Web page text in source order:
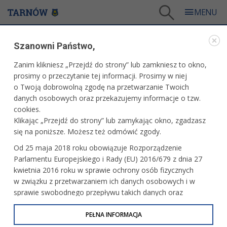
O GMINIE
Tarnów to druga w kolejności aglomeracja w Małopolsce.
Jedną z najmocniejszych stron miasta jest jego położenie -
na skrzyżowaniu ważnych europejskich szlaków
handlowych.
Międzynarodowa trasa E4 z zachodu na wschód (Zgorzelec
- Medyka) krzyżuje się z drogą krajową nr 73 z północy na
południe (Warszawa - Nowy Sącz - granica ze Słowacją).
A4 oraz bezpośrednie połączenia kolejowe z Kijowem,
Odessą, Bukaresztem, Budapesztem, Koszycami, a także
Szanowni Państwo,
Zanim klikniesz „Przejdź do strony” lub zamkniesz to okno,
prosimy o przeczytanie tej informacji. Prosimy w niej
o Twoją dobrowolną zgodę na przetwarzanie Twoich
danych osobowych oraz przekazujemy informacje o tzw.
cookies.
Klikając „Przejdź do strony” lub zamykając okno, zgadzasz
się na poniższe. Możesz też odmówić zgody.
Od 25 maja 2018 roku obowiązuje Rozporządzenie
Parlamentu Europejskiego i Rady (EU) 2016/679 z dnia 27
kwietnia 2016 roku w sprawie ochrony osób fizycznych
w związku z przetwarzaniem ich danych osobowych i w
sprawie swobodnego przepływu takich danych oraz
uchylenia dyrektywy 95/46/WE (określane jako RODO, GDPR
lub Ogólne Rozporządzenie o Ochronie Danych
PEŁNA INFORMACJA